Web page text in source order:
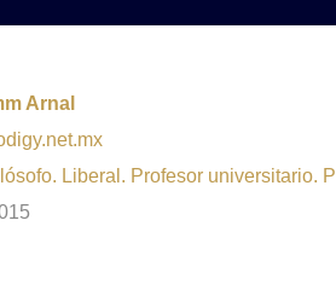
Arnal
Liberal. Profesor universitario.